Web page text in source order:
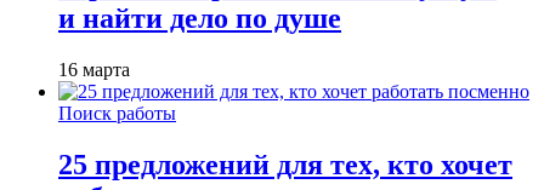
и найти дело по душе
16 марта
Поиск работы
25 предложений для тех, кто хочет